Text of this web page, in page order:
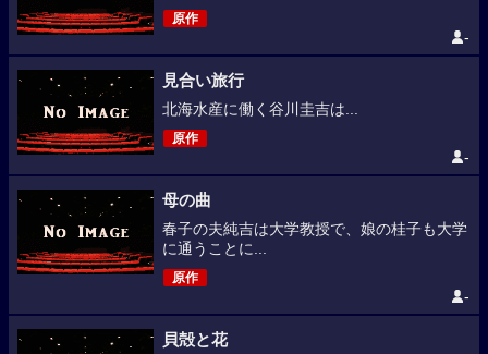
原作
-
見合い旅行
北海水産に働く谷川圭吉は...
原作
-
母の曲
春子の夫純吉は大学教授で、娘の桂子も大学
に通うことに...
原作
-
貝殻と花